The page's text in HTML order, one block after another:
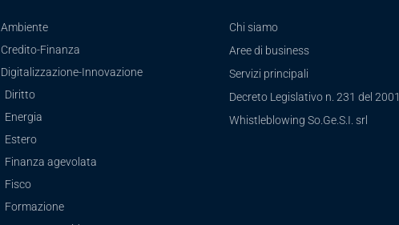
Ambiente
Credito-Finanza
Digitalizzazione-Innovazione
Diritto
Energia
Estero
Finanza agevolata
Fisco
Formazione
Chi siamo
Aree di business
Servizi principali
Decreto Legislativo n. 231 del 2001
Whistleblowing So.Ge.S.I. srl